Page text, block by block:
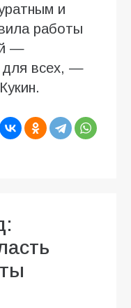
и
работы
—
для всех, —